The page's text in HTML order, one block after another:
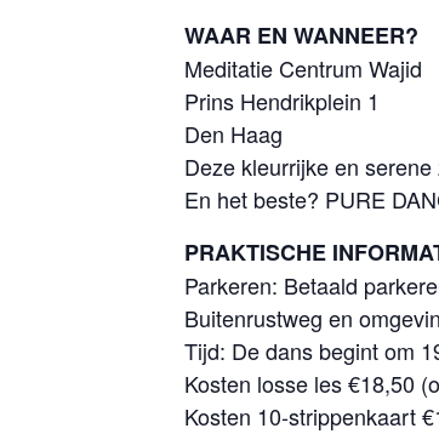
WAAR EN WANNEER?
Meditatie Centrum Wajid
Prins Hendrikplein 1
Den Haag
Deze kleurrijke en
En het beste? PURE
PRAKTISCHE
Parkeren: Betaald
Buitenrustweg en
Tijd: De dans begint om
Kosten losse les €18,50
Kosten 10-strippenkaart